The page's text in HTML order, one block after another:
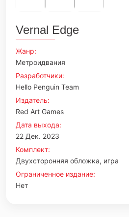
Vernal Edge
Жанр:
Метроидвания
Разработчики:
Hello Penguin Team
Издатель:
Red Art Games
Дата выхода:
22 Дек. 2023
Комплект:
Двухсторонняя обложка, игра
Ограниченное издание:
Нет